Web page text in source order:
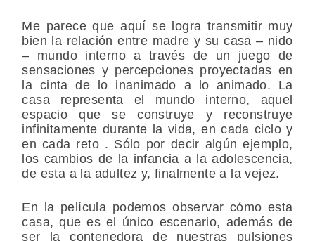
Me parece que aquí se logra transmitir muy
bien la relación entre madre y su casa – nido
– mundo interno a través de un juego de
sensaciones y percepciones proyectadas en
la cinta de lo inanimado a lo animado. La
casa representa el mundo interno, aquel
espacio que se construye y reconstruye
infinitamente durante la vida, en cada ciclo y
en cada reto . Sólo por decir algún ejemplo,
los cambios de la infancia a la adolescencia,
de esta a la adultez y, finalmente a la vejez.
En la película podemos observar cómo esta
casa, que es el único escenario, además de
ser la contenedora de nuestras pulsiones